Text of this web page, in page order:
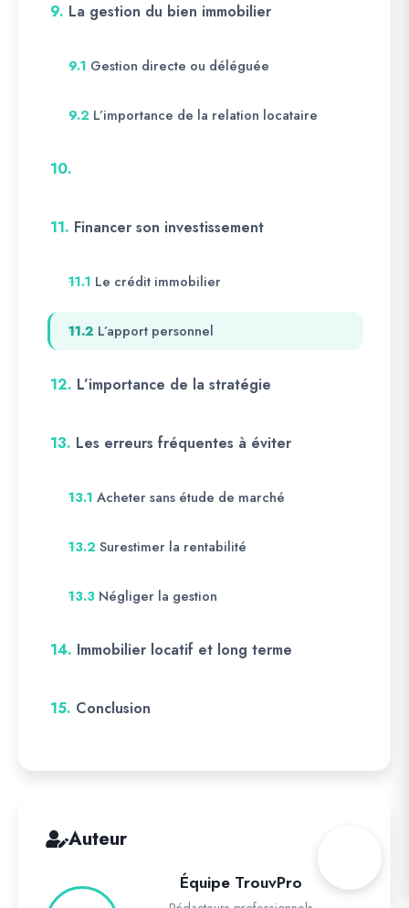
9. La gestion du bien immobilier
9.1 Gestion directe ou déléguée
9.2 L’importance de la relation locataire
10.
11. Financer son investissement
11.1 Le crédit immobilier
11.2 L’apport personnel
12. L’importance de la stratégie
13. Les erreurs fréquentes à éviter
13.1 Acheter sans étude de marché
13.2 Surestimer la rentabilité
13.3 Négliger la gestion
14. Immobilier locatif et long terme
15. Conclusion
Auteur
Équipe TrouvPro